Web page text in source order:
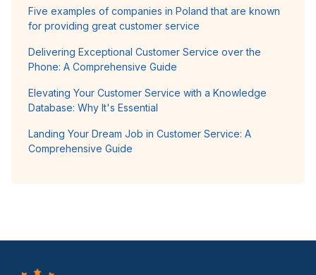
Five examples of companies in Poland that are known
for providing great customer service
Delivering Exceptional Customer Service over the
Phone: A Comprehensive Guide
Elevating Your Customer Service with a Knowledge
Database: Why It's Essential
Landing Your Dream Job in Customer Service: A
Comprehensive Guide